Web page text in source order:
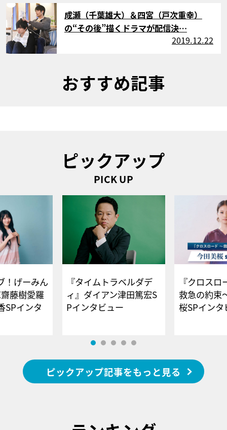
サムネイル
成瀬（千葉雄大）＆四宮（戸次重幸）
の“その後”描くドラマが配信決…
2019.12.22
おすすめ記事
ピックアップ
PICK UP
！げーみん
藤樹愛羅
SPインタ
『タイムトラベルダデ
ィ』ダイアン津田篤宏S
Pインタビュー
『クロス
救急の約束
桜SPイ
ピックアップ記事をもっと見る